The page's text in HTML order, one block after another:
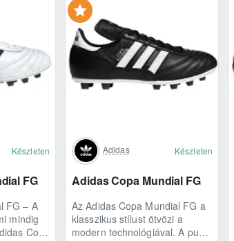
Készleten
FG
FG – A
mindig
Copa
Adidas Készleten
Adidas Copa Mundial FG
Az Adidas Copa Mundial FG a
klasszikus stílust ötvözi a
modern technológiával. A puha